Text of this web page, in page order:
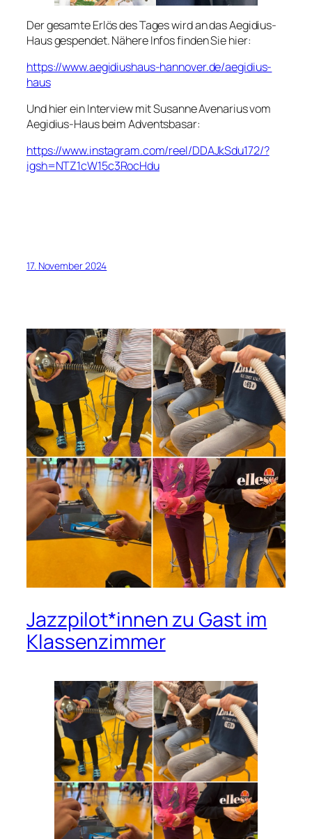
Der gesamte Erlös des Tages wird an das Aegidius-
Haus gespendet. Nähere Infos finden Sie hier:
https://www.aegidiushaus-hannover.de/aegidius-
haus
Und hier ein Interview mit Susanne Avenarius vom
Aegidius-Haus beim Adventsbasar:
https://www.instagram.com/reel/DDAJkSdu172/?
igsh=NTZ1cW15c3RocHdu
17. November 2024
Jazzpilot*innen zu Gast im
Klassenzimmer